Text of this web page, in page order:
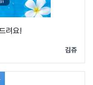
려요!
김쥬